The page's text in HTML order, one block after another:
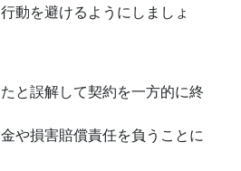
動を避けるようにしましょ
と誤解して契約を一方的に終
や損害賠償責任を負うことに